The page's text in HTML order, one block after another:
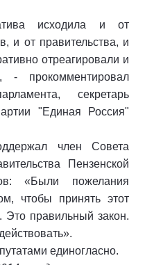
исходила и от
и от правительства, и
отреагировали и
- прокомментировал
секретарь
"Единая Россия"
член Совета
Пензенской
«Были пожелания
чтобы принять этот
Это правильный закон.
единогласно.